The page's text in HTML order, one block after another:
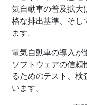
気自動車の普及拡大
格な排出基準、そし
ます。
電気自動車の導入が
ソフトウェアの信頼
るためのテスト、検
います。